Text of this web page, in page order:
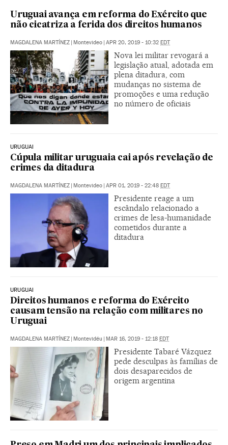
Uruguai avança em reforma do Exército que
não cicatriza a ferida dos direitos humanos
MAGDALENA MARTÍNEZ Montevideo APR 20, 2019 - 10:32 EDT
Nova lei militar revogará a
legislação atual, adotada em
plena ditadura, com
mudanças no sistema de
promoções e uma redução
no número de oficiais
URUGUAI
Cúpula militar uruguaia cai após revelação de
crimes da ditadura
MAGDALENA MARTÍNEZ Montevideo APR 01, 2019 - 22:48 EDT
Presidente reage a um
escândalo relacionado a
crimes de lesa-humanidade
cometidos durante a
ditadura
URUGUAI
Direitos humanos e reforma do Exército
causam tensão na relação com militares no
Uruguai
MAGDALENA MARTÍNEZ Montevidéu MAR 16, 2019 - 12:18 EDT
Presidente Tabaré Vázquez
pede desculpas às famílias de
dois desaparecidos de
origem argentina